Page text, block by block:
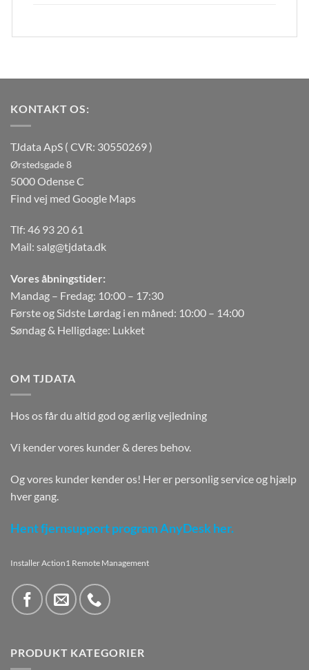
KONTAKT OS:
TJdata ApS ( CVR: 30550269 )
Ørstedsgade 8
5000 Odense C
Find vej med Google Maps
Tlf: 46 93 20 61
Mail: salg@tjdata.dk
Vores åbningstider:
Mandag – Fredag: 10:00 – 17:30
Første og Sidste Lørdag i en måned: 10:00 – 14:00
Søndag & Helligdage: Lukket
OM TJDATA
Hos os får du altid god og ærlig vejledning
Vi kender vores kunder & deres behov.
Og vores kunder kender os! Her er personlig service og hjælp
hver gang.
Hent fjernsupport program AnyDesk her.
Installer Action1 Remote Management
PRODUKT KATEGORIER